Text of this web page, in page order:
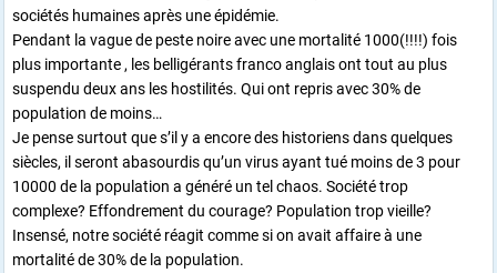
sociétés humaines après une épidémie.
Pendant la vague de peste noire avec une mortalité 1000(!!!!) fois
plus importante , les belligérants franco anglais ont tout au plus
suspendu deux ans les hostilités. Qui ont repris avec 30% de
population de moins…
Je pense surtout que s’il y a encore des historiens dans quelques
siècles, il seront abasourdis qu’un virus ayant tué moins de 3 pour
10000 de la population a généré un tel chaos. Société trop
complexe? Effondrement du courage? Population trop vieille?
Insensé, notre société réagit comme si on avait affaire à une
mortalité de 30% de la population.